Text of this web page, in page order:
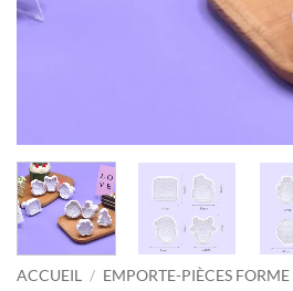
ACCUEIL / EMPORTE-PIÈCES FORME